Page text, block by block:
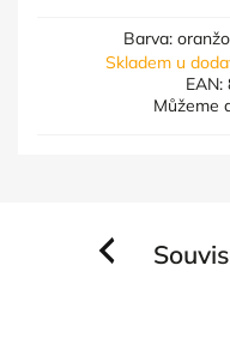
Barva:
Skladem u
EAN:
Můžeme
Previous